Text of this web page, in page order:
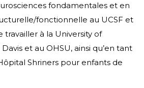
fondamentales et en
fonctionnelle au UCSF et
travailler à la University of
et au OHSU, ainsi qu’en tant
Shriners pour enfants de